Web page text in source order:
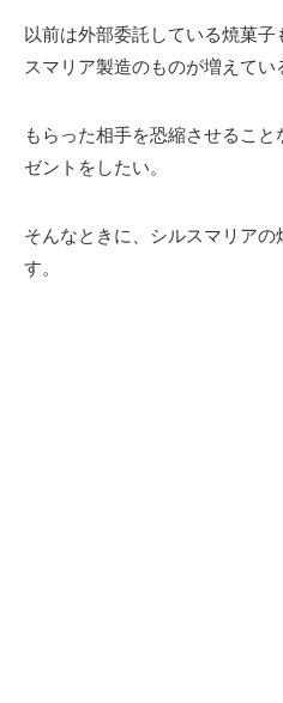
以前は外部委託している焼菓
スマリア製造のものが増えてい
もらった相手を恐縮させるこ
ゼントをしたい。
そんなときに、シルスマリア
す。